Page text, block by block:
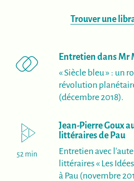
Trouver une
Entretien dans Mr
« Siècle bleu » : un
révolution
(décembre 2018).
52 min
Jean-Pierre Goux
littéraires de Pau
Entretien avec
littéraires « Les
à Pau (novembre